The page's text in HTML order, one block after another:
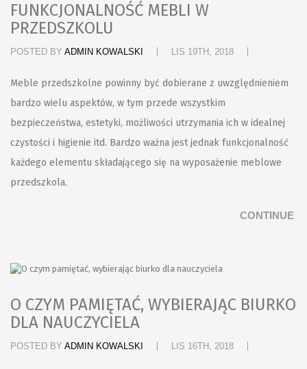
FUNKCJONALNOŚĆ MEBLI W
PRZEDSZKOLU
POSTED BY ADMIN KOWALSKI LIS 19TH, 2018
Meble przedszkolne powinny być dobierane z uwzględnieniem
bardzo wielu aspektów, w tym przede wszystkim
bezpieczeństwa, estetyki, możliwości utrzymania ich w idealnej
czystości i higienie itd. Bardzo ważna jest jednak funkcjonalność
każdego elementu składającego się na wyposażenie meblowe
przedszkola.
CONTINUE
O CZYM PAMIĘTAĆ, WYBIERAJĄC BIURKO
DLA NAUCZYCIELA
POSTED BY ADMIN KOWALSKI LIS 16TH, 2018